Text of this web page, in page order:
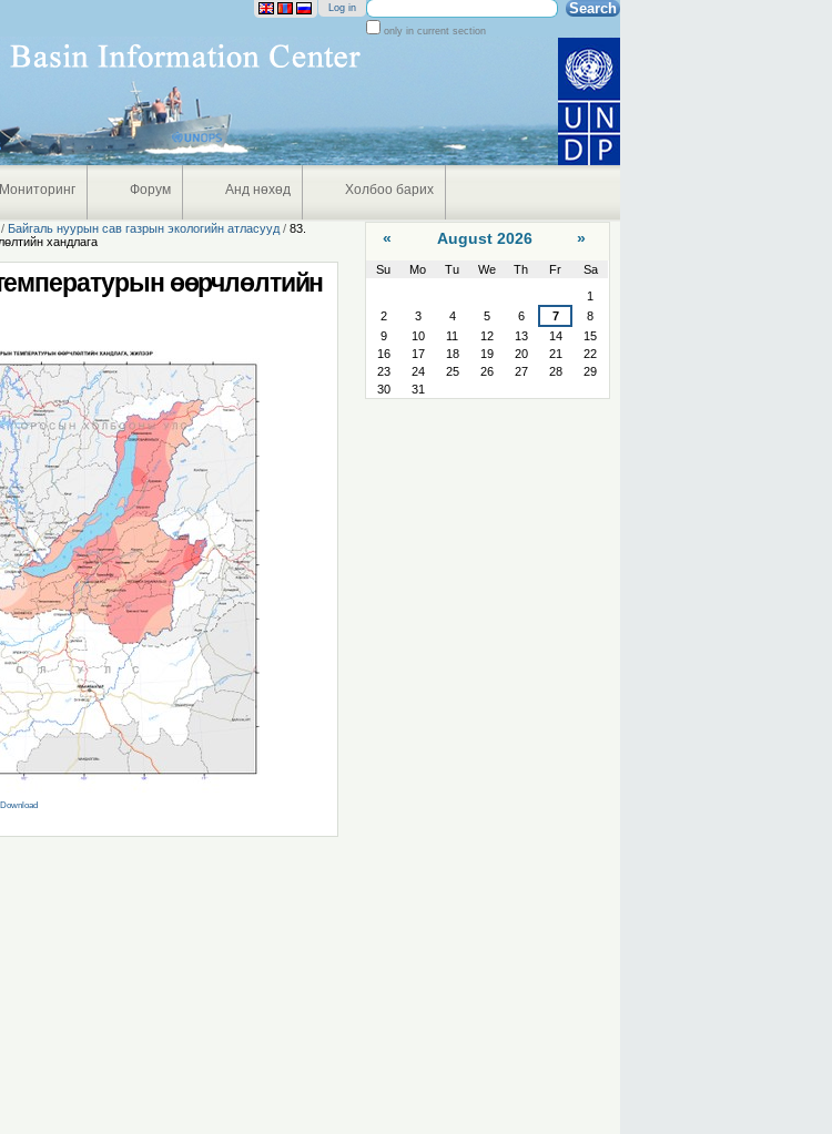
Search Site
only in current section
Log in
Мониторинг Форум Анд нөхөд Холбоо барих
/ Байгаль нуурын сав газрын экологийн атласууд /83.
хандлага
өөрчлөлтийн
Download
« August 2026 »
Su Mo Tu We Th Fr
Sa
1
2
3 4 5 6 7
8
9
10 11 12 13 14
15
16
17 18 19 20 21
22
23
24 25 26 27 28
29
30
31